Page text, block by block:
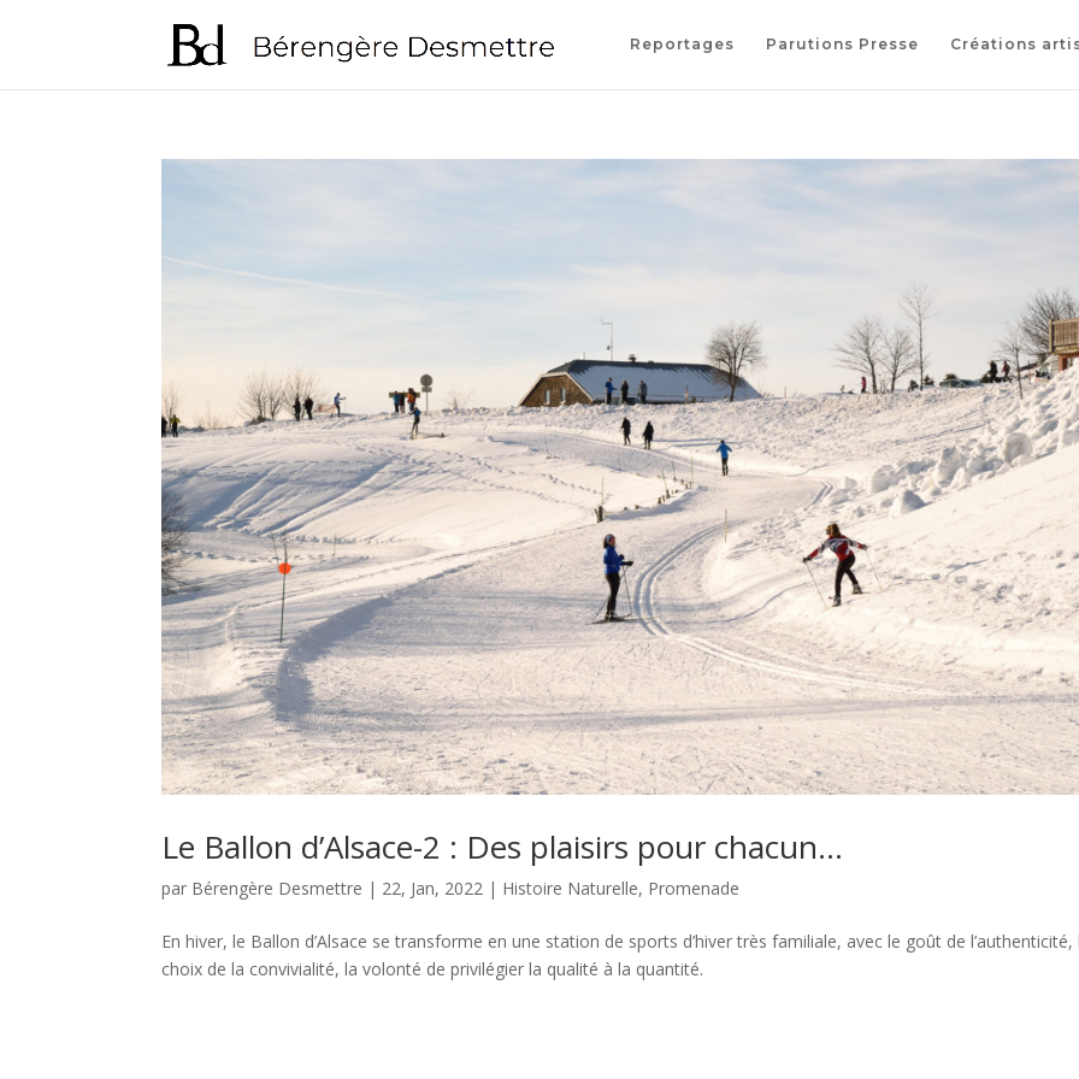
Reportages Parutions Presse Créations
Le Ballon d’Alsace-2 : Des plaisirs pour chacun…
par Bérengère Desmettre | 22, Jan, 2022 | Histoire Naturelle, Promenade
En hiver, le Ballon d’Alsace se transforme en une station de sports d’hiver très familiale, avec le goût de l’authenticité,
choix de la convivialité, la volonté de privilégier la qualité à la quantité.